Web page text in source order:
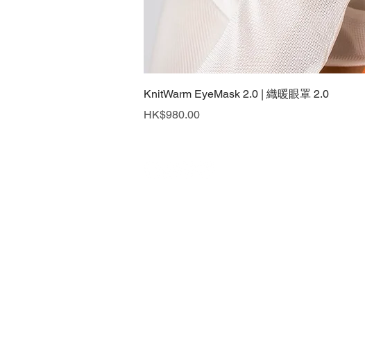
KnitWarm EyeMask 2.0 | 織暖眼罩 2.0
價格
HK$980.00